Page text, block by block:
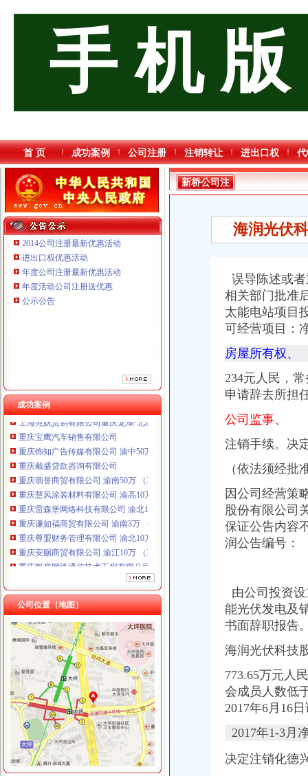
手 机 版
首 页 成功案例 公司注册 注销转让 进出口权
2014公司注册最新优惠活动
进出口权优惠活动
年度公司注册最新优惠活动
年度活动公司注册送优惠
公示公告
成功案例
重庆宝鹰汽车销售有限公司
重庆饰知广告传媒有限公司 渝中50万 （工商注册）
重庆戴盛贷款咨询有限公司
重庆翡誉商贸有限公司 渝南50万 （工商注册）
重庆慧风涂装材料有限公司 渝高10万 （工商注册）
重庆雷森堡网络科技有限公司 渝北10万 （工商注册）
重庆谦如福商贸有限公司 渝南3万 （公司转让）
重庆尊盟财务管理有限公司 渝北10万 （工商注册）
重庆安赐商贸有限公司 渝江10万 （工商注册）
重庆凯誉网络通信技术工程有限公司渝中分公司 （工商注册）
上海兆妩贸易有限公司重庆龙湖·北城天街分公司 （工商注册）
重庆饰知广告传媒有限公司 渝中50万 （工商注册）
重庆戴盛贷款咨询有限公司
重庆翡誉商贸有限公司 渝南50万 （工商注册）
重庆慧风涂装材料有限公司 渝高10万 （工商注册）
重庆雷森堡网络科技有限公司 渝北10万 （工商注册）
重庆谦如福商贸有限公司 渝南3万 （公司转让）
重庆尊盟财务管理有限公司 渝北10万 （工商注册）
重庆安赐商贸有限公司 渝江10万 （工商注册）
重庆凯誉网络通信技术工程有限公司渝中分公司 （工商注册）
上海兆妩贸易有限公司重庆龙湖·北城天街分公司 （工商注册）
公司位置（地图）
新桥公司注销
柳州两面针股份有限公司关于子公司完成注销登记的公告-保险频道-和
分类广告_凤凰资讯
这个女汉子初来咋到没朋友,求盆友
关于撤消上海联合公司期货交割存放地通知-期货频道-和讯网
公司经营地址变更-变更经营地址-营业执照地址变更-北京跨区经营注册
【58同城】无锡江阴新桥镇公司注销服务_公司注销代理_公司注销费用
松江九亭注销需要多少钱_松江新桥注册公司-机电之家网
关于注销大连新桥保险代理有限公司许可证的公告-中国保监会大连监
松江新桥代理记账公司注册注销变更杨会计就在您身边-上海58同城
新桥公司注
销
海润光伏
误导陈述或
相关部门批准
太能电站项目
可经营项目：
房屋所有权、
234元人民，
申请辞去所担
公司监事、
注销手续。决
（依法须经批
因公司经营策
股份有限公司
保证公告内容
润公告编号：
由公司投资
能光伏发电及
书面辞职报告
海润光伏科技
773.65万元人
会成员人数低
2017年6月16
2017年1-3月
决定注销化德